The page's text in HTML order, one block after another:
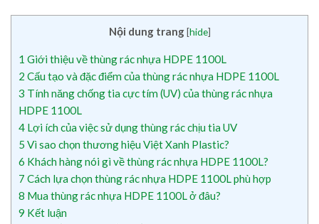
Nội dung trang [hide]
1 Giới thiệu về thùng rác nhựa HDPE 1100L
2 Cấu tạo và đặc điểm của thùng rác nhựa HDPE 1100L
3 Tính năng chống tia cực tím (UV) của thùng rác nhựa
HDPE 1100L
4 Lợi ích của việc sử dụng thùng rác chịu tia UV
5 Vì sao chọn thương hiệu Việt Xanh Plastic?
6 Khách hàng nói gì về thùng rác nhựa HDPE 1100L?
7 Cách lựa chọn thùng rác nhựa HDPE 1100L phù hợp
8 Mua thùng rác nhựa HDPE 1100L ở đâu?
9 Kết luận